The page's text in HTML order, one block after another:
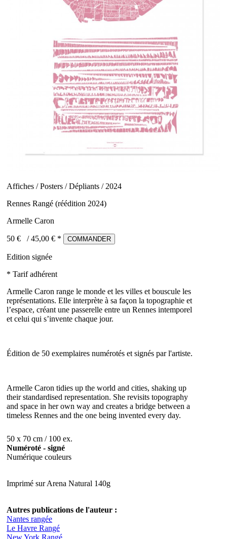
Affiches / Posters / Dépliants / 2024
Rennes Rangé (réédition 2024)
Armelle Caron
50 € /45,00 € * COMMANDER
Edition signée
* Tarif adhérent
Armelle Caron range le monde et les villes et bouscule les
représentations. Elle interprète à sa façon la topographie et
l’espace, créant une passerelle entre un Rennes intemporel
et celui qui s’invente chaque jour.
Édition de 50 exemplaires numérotés et signés par l'artiste.
Armelle Caron tidies up the world and cities, shaking up
their standardised representation. She revisits topography
and space in her own way and creates a bridge between a
timeless Rennes and the one being invented every day.
50 x 70 cm / 100 ex.
Numéroté - signé
Numérique couleurs
Imprimé sur Arena Natural 140g
Autres publications de l'auteur :
Nantes rangée
Le Havre Rangé